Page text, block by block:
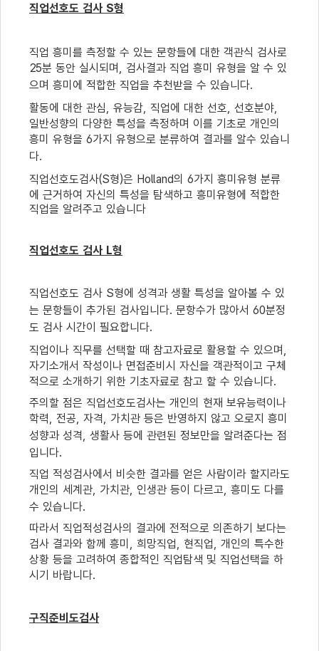
직업선호도 검사 S형
직업 흥미를 측정할 수 있는 문항들에 대한 객관식 검사로
25분 동안 실시되며 , 검사결과 직업 흥미 유형을 알 수 있
으며 흥미에 적합한 직업을 추천받을 수 있습니다.
활동에 대한 관심, 유능감, 직업에 대한 선호, 선호분야,
일반성향의 다양한 특성을 측정하며 이를 기초로 개인의
흥미 유형을 6가지 유형으로 분류하여 결과를 알수 있습니
다.
직업선호도검사(S형)은 Holland의 6가지 흥미유형 분류
에 근거하여 자신의 특성을 탐색하고 흥미유형에 적합한
직업을 알려주고 있습니다
직업선호도 검사 L형
직업선호도 검사 S형에 성격과 생활 특성을 알아볼 수 있
는 문항들이 추가된 검사입니다. 문항수가 많아서 60분정
도 검사 시간이 필요합니다.
직업이나 직무를 선택할 때 참고자료로 활용할 수 있으며 ,
자기소개서 작성이나 면접준비시 자신을 객관적이고 구체
적으로 소개하기 위한 기초자료로 참고 할 수 있습니다.
주의할 점은 직업선호도검사는 개인의 현재 보유능력이나
학력, 전공, 자격, 가치관 등은 반영하지 않고 오로지 흥미
성향과 성격, 생활사 등에 관련된 정보만을 알려준다는 점
입니다.
직업 적성검사에서 비슷한 결과를 얻은 사람이라 할지라도
개인의 세계관, 가치관, 인생관 등이 다르고, 흥미도 다를
수 있습니다.
따라서 직업적성검사의 결과에 전적으로 의존하기 보다는
검사 결과와 함께 흥미 , 희망직업, 현직업, 개인의 특수한
상황 등을 고려하여 종합적인 직업탐색 및 직업선택을 하
시기 바랍니다.
구직준비도검사